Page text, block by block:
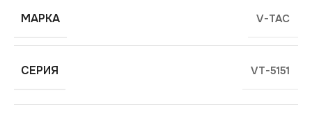
МАРКА V-TAC
СЕРИЯ VT-5151